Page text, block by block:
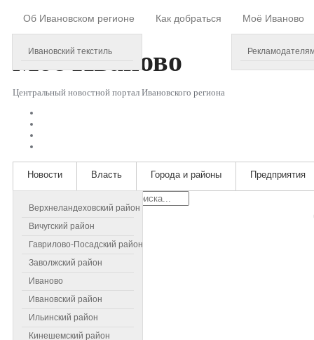
Об Ивановском регионе
Ивановский текстиль
Как добраться Моё Иваново
МоёИваново
Центральный новостной портал Ивановского региона
Новости
Верхнеландеховский район
Вичугский район
Гаврилово-Посадский район
Заволжский район
Иваново
Ивановский район
Ильинский район
Кинешемский район
Власть Города и районы Предприятия